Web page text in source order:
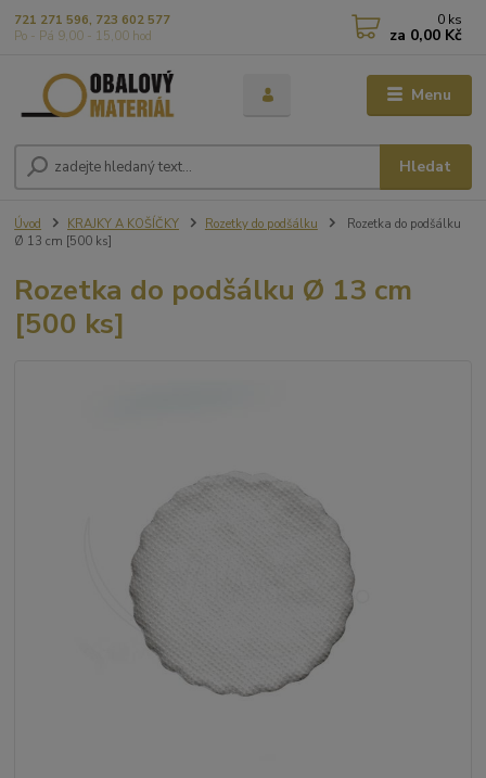
Menu
Hledat
721 271 596, 723 602 577
Po - Pá 9,00 - 15,00 hod
0 ks
za 0,00 Kč
Úvod KRAJKY A KOŠÍČKY Rozetky do podšálku
Rozetka do podšálku
Ø 13 cm [500 ks]
Rozetka do podšálku Ø 13 cm
[500 ks]